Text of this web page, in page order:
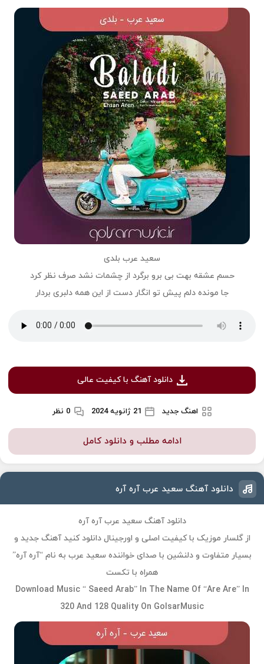
سعید عرب بلدی
حسم عشقه بهت بی برو برگرد از چشمات نشد صرف نظر کرد
جا مونده دلم پیش تو انگار دست از این همه دلبری بردار
دانلود آهنگ با کیفیت عالی
اهنگ جدید 21 ژانویه 2024 0 نظر
ادامه مطلب و دانلود کامل
دانلود آهنگ سعید عرب آره آره
دانلود آهنگ سعید عرب آره آره
از گلسار موزیک با کیفیت اصلی و اورجینال دانلود کنید آهنگ جدید و
بسیار متفاوت و دلنشین با صدای خواننده سعید عرب به نام “آره آره”
همراه با تکست
Download Music “ Saeed Arab” In The Name Of “Are Are” In
320 And 128 Quality On GolsarMusic